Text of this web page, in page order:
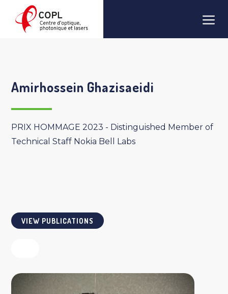
content
Amirhossein Ghazisaeidi
PRIX HOMMAGE 2023 - Distinguished Member of
Technical Staff Nokia Bell Labs
VIEW PUBLICATIONS